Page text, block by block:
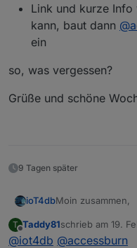
Link und kurze Info
kann, baut dann @
ein
so, was vergessen?
Grüße und schöne
9 Tagen später
ioT4dbMoin zusammen,
wir hatten
virtuellen
T
Offline
Taddy81schrieb am 19.
zuletzt editiert
@iot4db @accessburn